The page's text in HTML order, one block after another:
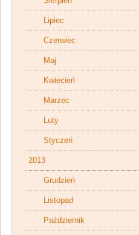
Lipiec
Czerwiec
Maj
Kwiecień
Marzec
Luty
Styczeń
2013
Grudzień
Listopad
Październik